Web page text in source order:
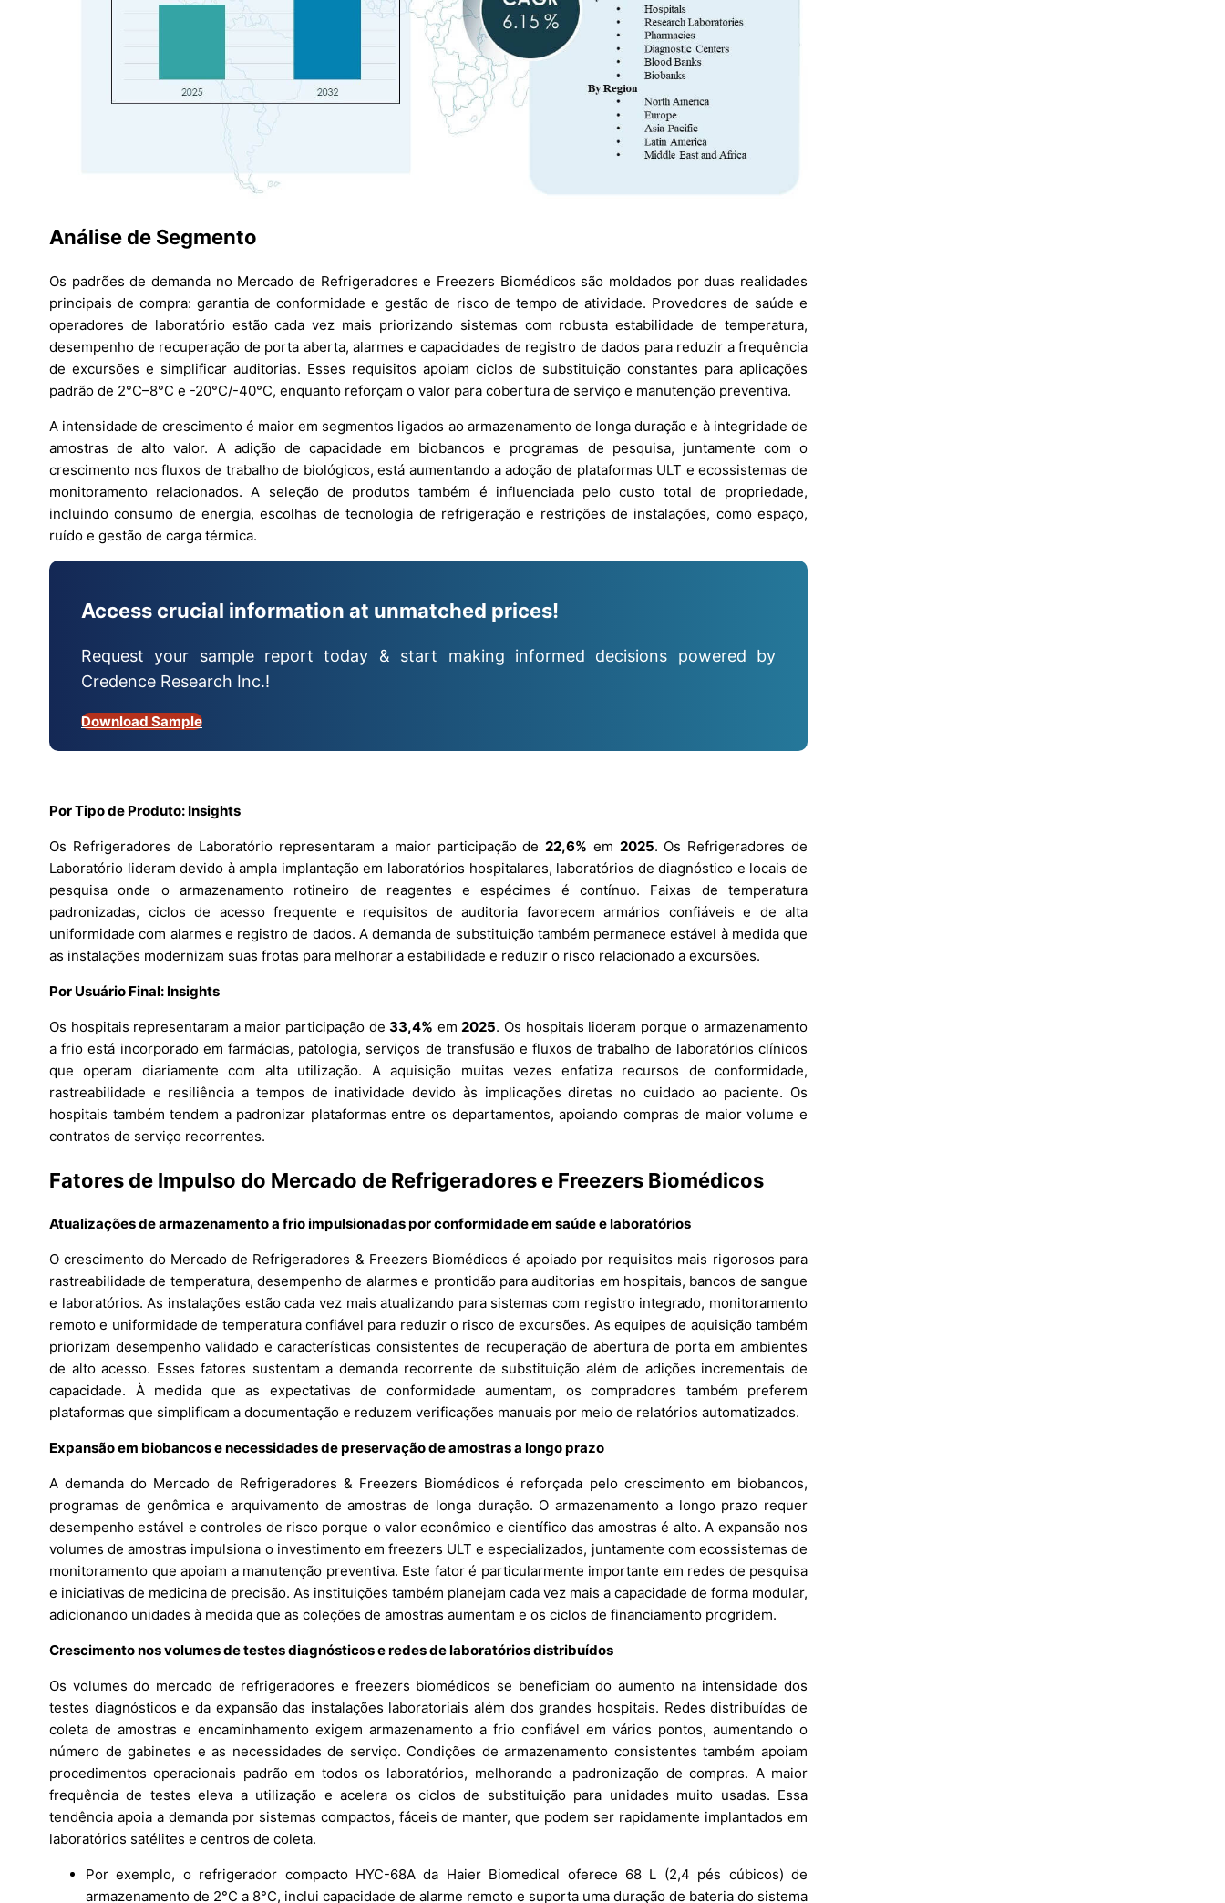
Análise de Segmento
Os padrões de demanda no Mercado de Refrigeradores e Freezers Biomédicos são moldados por duas realidades
principais de compra: garantia de conformidade e gestão de risco de tempo de atividade. Provedores de saúde e
operadores de laboratório estão cada vez mais priorizando sistemas com robusta estabilidade de temperatura,
desempenho de recuperação de porta aberta, alarmes e capacidades de registro de dados para reduzir a frequência
de excursões e simplificar auditorias. Esses requisitos apoiam ciclos de substituição constantes para aplicações
padrão de 2°C–8°C e -20°C/-40°C, enquanto reforçam o valor para cobertura de serviço e manutenção preventiva.
A intensidade de crescimento é maior em segmentos ligados ao armazenamento de longa duração e à integridade de
amostras de alto valor. A adição de capacidade em biobancos e programas de pesquisa, juntamente com o
crescimento nos fluxos de trabalho de biológicos, está aumentando a adoção de plataformas ULT e ecossistemas de
monitoramento relacionados. A seleção de produtos também é influenciada pelo custo total de propriedade,
incluindo consumo de energia, escolhas de tecnologia de refrigeração e restrições de instalações, como espaço,
ruído e gestão de carga térmica.
Access crucial information at unmatched prices!
Request your sample report today & start making informed decisions powered by
Credence Research Inc.!
Download Sample
Por Tipo de Produto: Insights
Os Refrigeradores de Laboratório representaram a maior participação de22,6% em 2025. Os Refrigeradores de
Laboratório lideram devido à ampla implantação em laboratórios hospitalares, laboratórios de diagnóstico e locais de
pesquisa onde o armazenamento rotineiro de reagentes e espécimes é contínuo. Faixas de temperatura
padronizadas, ciclos de acesso frequente e requisitos de auditoria favorecem armários confiáveis e de alta
uniformidade com alarmes e registro de dados. A demanda de substituição também permanece estável à medida que
as instalações modernizam suas frotas para melhorar a estabilidade e reduzir o risco relacionado a excursões.
Por Usuário Final: Insights
Os hospitais representaram a maior participação de33,4% em2025. Os hospitais lideram porque o armazenamento
a frio está incorporado em farmácias, patologia, serviços de transfusão e fluxos de trabalho de laboratórios clínicos
que operam diariamente com alta utilização. A aquisição muitas vezes enfatiza recursos de conformidade,
rastreabilidade e resiliência a tempos de inatividade devido às implicações diretas no cuidado ao paciente. Os
hospitais também tendem a padronizar plataformas entre os departamentos, apoiando compras de maior volume e
contratos de serviço recorrentes.
Fatores de Impulso do Mercado de Refrigeradores e Freezers Biomédicos
Atualizações de armazenamento a frio impulsionadas por conformidade em saúde e laboratórios
O crescimento do Mercado de Refrigeradores & Freezers Biomédicos é apoiado por requisitos mais rigorosos para
rastreabilidade de temperatura, desempenho de alarmes e prontidão para auditorias em hospitais, bancos de sangue
e laboratórios. As instalações estão cada vez mais atualizando para sistemas com registro integrado, monitoramento
remoto e uniformidade de temperatura confiável para reduzir o risco de excursões. As equipes de aquisição também
priorizam desempenho validado e características consistentes de recuperação de abertura de porta em ambientes
de alto acesso. Esses fatores sustentam a demanda recorrente de substituição além de adições incrementais de
capacidade. À medida que as expectativas de conformidade aumentam, os compradores também preferem
plataformas que simplificam a documentação e reduzem verificações manuais por meio de relatórios automatizados.
Expansão em biobancos e necessidades de preservação de amostras a longo prazo
A demanda do Mercado de Refrigeradores & Freezers Biomédicos é reforçada pelo crescimento em biobancos,
programas de genômica e arquivamento de amostras de longa duração. O armazenamento a longo prazo requer
desempenho estável e controles de risco porque o valor econômico e científico das amostras é alto. A expansão nos
volumes de amostras impulsiona o investimento em freezers ULT e especializados, juntamente com ecossistemas de
monitoramento que apoiam a manutenção preventiva. Este fator é particularmente importante em redes de pesquisa
e iniciativas de medicina de precisão. As instituições também planejam cada vez mais a capacidade de forma modular,
adicionando unidades à medida que as coleções de amostras aumentam e os ciclos de financiamento progridem.
Crescimento nos volumes de testes diagnósticos e redes de laboratórios distribuídos
Os volumes do mercado de refrigeradores e freezers biomédicos se beneficiam do aumento na intensidade dos
testes diagnósticos e da expansão das instalações laboratoriais além dos grandes hospitais. Redes distribuídas de
coleta de amostras e encaminhamento exigem armazenamento a frio confiável em vários pontos, aumentando o
número de gabinetes e as necessidades de serviço. Condições de armazenamento consistentes também apoiam
procedimentos operacionais padrão em todos os laboratórios, melhorando a padronização de compras. A maior
frequência de testes eleva a utilização e acelera os ciclos de substituição para unidades muito usadas. Essa
tendência apoia a demanda por sistemas compactos, fáceis de manter, que podem ser rapidamente implantados em
laboratórios satélites e centros de coleta.
Por exemplo, o refrigerador compacto HYC-68A da Haier Biomedical oferece 68 L (2,4 pés cúbicos) de
armazenamento de 2°C a 8°C, inclui capacidade de alarme remoto e suporta uma duração de bateria do sistema